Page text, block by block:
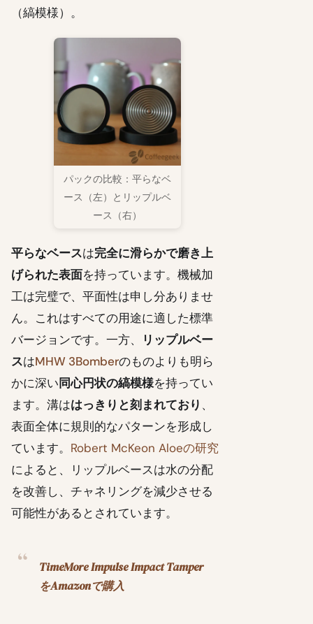
（縞模様）。
パックの比較：平らなベ
ース（左）とリップルベ
ース（右）
平らなベースは完全に滑らかで磨き上
げられた表面を持っています。機械加
工は完璧で、平面性は申し分ありませ
ん。これはすべての用途に適した標準
バージョンです。一方、
リップルベー
スはMHW 3Bomberのものよりも明ら
かに深い同心円状の縞模様を持ってい
ます。溝ははっきりと刻まれており 、
表面全体に規則的なパターンを形成し
ています。 Robert McKeon Aloeの研究
によると、リップルベースは水の分配
を改善し、チャネリングを減少させる
可能性があるとされています。
TimeMore Impulse Impact Tamper
をAmazonで購入